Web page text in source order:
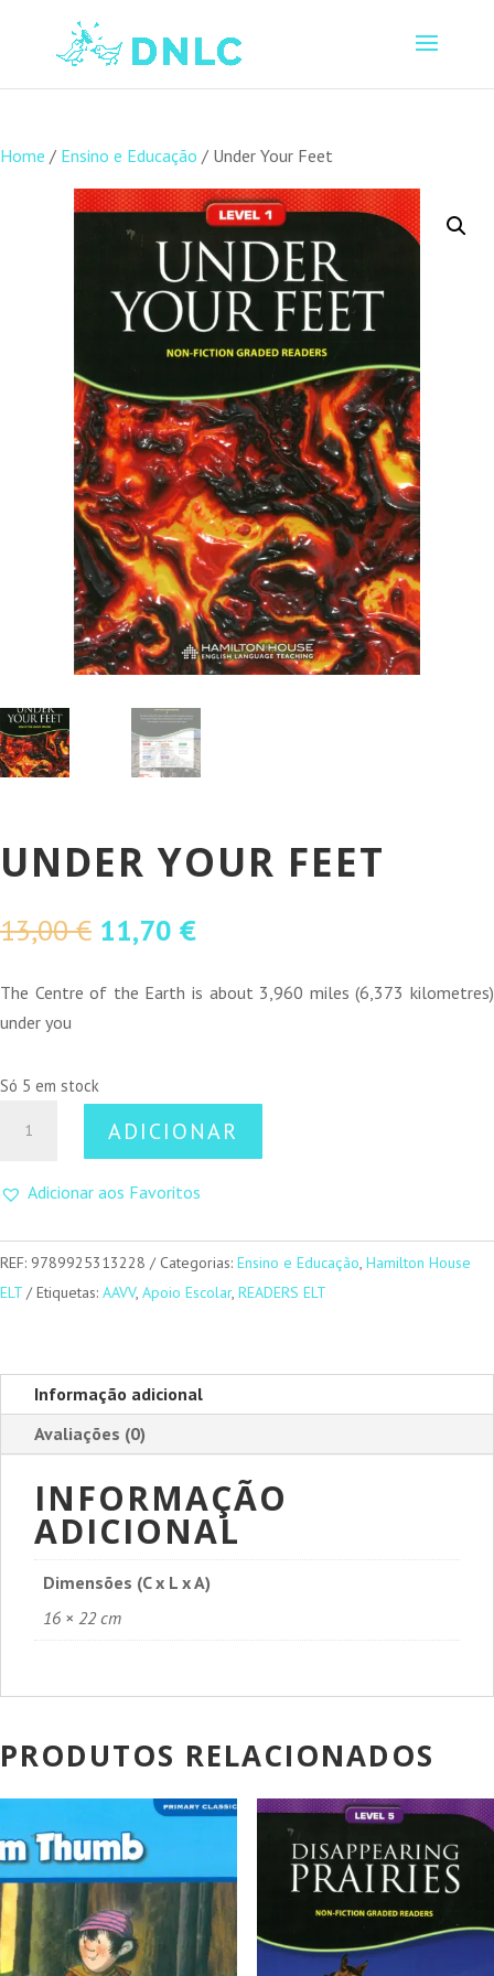
Home / Ensino e Educação / Under Your Feet
UNDER YOUR FEET
13,00€ O
original
11,70 €O
atual
The Centre of the Earth is about 3,960 miles (6,373 kilometres)
under you
Só 5 em stock
Your
ADICIONAR
Adicionar aos Favoritos
REF: 9789925313228 Categorias: Ensino e Educação, Hamilton House
ELT
Etiquetas: AAVV, Apoio Escolar, READERS ELT
Informação adicional
Avaliações (0)
INFORMAÇÃO
ADICIONAL
Dimensões (C x L x A)
16 × 22 cm
PRODUTOS RELACIONADOS
PROMOÇÃO! PROMOÇÃO!